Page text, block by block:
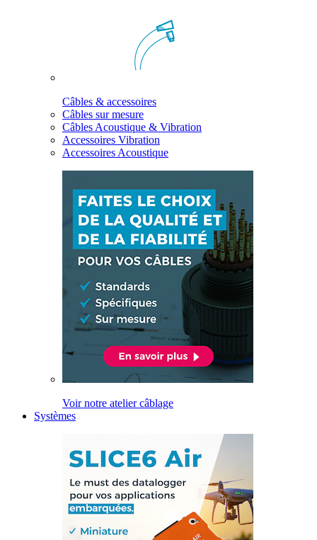
Câbles & accessoires
Câbles sur mesure
Câbles Acoustique & Vibration
Accessoires Vibration
Accessoires Acoustique
Voir notre atelier câblage
Systèmes